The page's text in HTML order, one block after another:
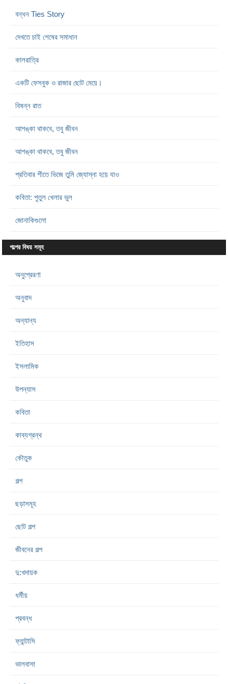
বন্ধন Ties Story
দেখতে চাই শেষের সমাধান
কালরাত্রি
একটি ফেসবুক ও রাজার ছোট মেয়ে।
বিষন্ন রাত
আশঙ্কা থাকবে, তবু জীবন
আশঙ্কা থাকবে, তবু জীবন
প্রতিবার শীতে ভিজে তুমি জ্যোস্না হয়ে যাও
কবিতা: পুতুল খেলার ভুল
জোনাকিগুলো
গল্পের বিষয় সমূহ
অনুপ্রেরণা
অনুবাদ
অন্যান্য
ইতিহাস
ইসলামিক
উপন্যাস
কবিতা
কাব্যগ্রন্থ
কৌতুক
গল্প
ছড়াসমূহ
ছোট গল্প
জীবনের গল্প
দু:খদায়ক
ধর্মীয়
প্রবন্ধ
ফ্যান্টাসি
ভালবাসা